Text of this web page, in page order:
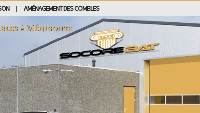
AMÉNAGEMENT DES COMBLES
àMénigoute